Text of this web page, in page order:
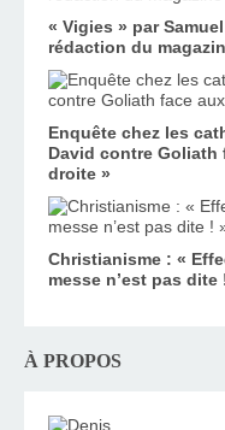
« Vigies » par
rédaction du
Enquête chez les
David contre Goliath
droite »
Christianisme : «
messe n’est pas dite
À PROPOS